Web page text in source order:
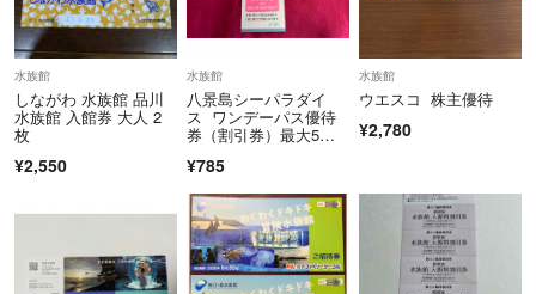
○住宅環境。
ペット、喫煙者おりません。
お急ぎの場合、ご質問などは
お気軽にお問い合わせくださいませ。
よろしくお願いいたします(^^)
水族館
しながわ 水族館 品川
水族館 入館券 大人 2
枚
¥2,550
水族館
八景島シーパラダイ
ス ワンデーパス優待
券（割引券）最大5名
¥785
水族館
ウエスコ 株主優待
¥2,780